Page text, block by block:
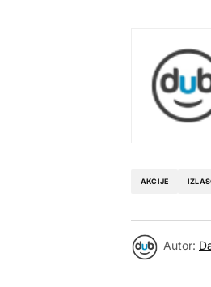
AKCIJE
Autor: